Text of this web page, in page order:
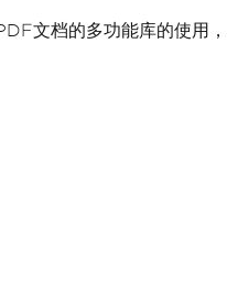
文档的多功能库的使用，